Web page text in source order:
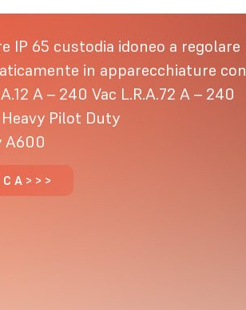
IP 65 custodia idoneo a regolare
in apparecchiature con
A – 240 Vac L.R.A.72 A – 240
Pilot Duty
A600